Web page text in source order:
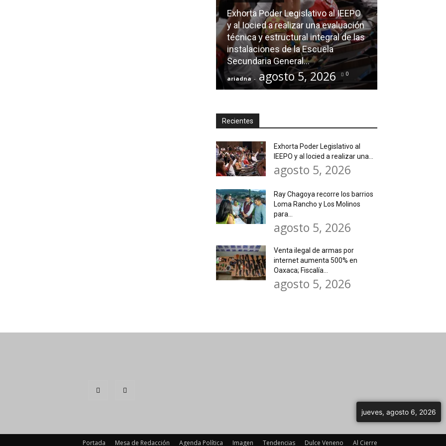
Exhorta Poder Legislativo al IEEPO
y al Iocied a realizar una evaluación
técnica y estructural integral de las
instalaciones de la Escuela
Secundaria General...
ariadna - agosto 5, 2026 0
Recientes
Exhorta Poder Legislativo al
IEEPO y al Iocied a realizar una...
agosto 5, 2026
Ray Chagoya recorre los barrios
Loma Rancho y Los Molinos
para...
agosto 5, 2026
Venta ilegal de armas por
internet aumenta 500% en
Oaxaca; Fiscalía...
agosto 5, 2026
Portada Mesa de Redacción Agenda Política Imagen Tendencias Dulce Veneno Al Cierre
jueves, agosto 6, 2026